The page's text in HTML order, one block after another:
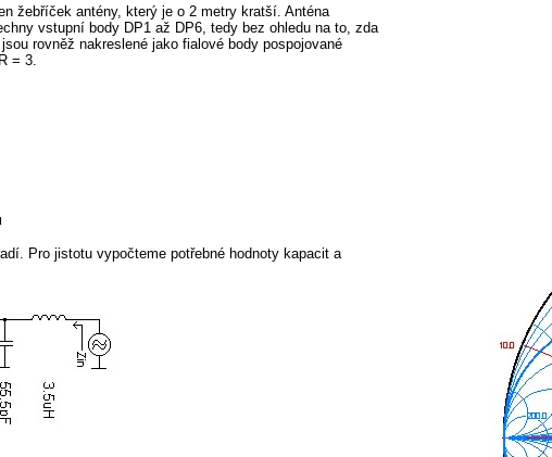
žebříček antény, který je o 2 metry kratší. Anténa
vstupní body DP1 až DP6, tedy bez ohledu na to, zda
rovněž nakreslené jako fialové body pospojované
= 3.
Pro jistotu vypočteme potřebné hodnoty kapacit a